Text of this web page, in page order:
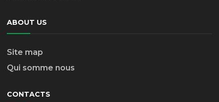
ABOUT US
Site map
Qui somme nous
CONTACTS